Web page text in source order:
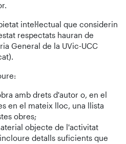
intel·lectual que considerin
respectats hauran de
General de la UVic-UCC
amb drets d'autor o, en el
en el mateix lloc, una llista
obres;
objecte de l'activitat
detalls suficients que